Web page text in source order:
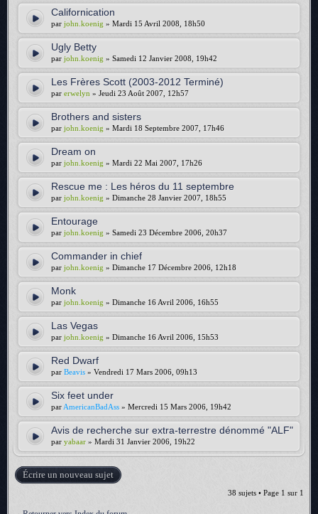
Californication
par john.koenig » Mardi 15 Avril 2008, 18h50
Ugly Betty
par john.koenig » Samedi 12 Janvier 2008, 19h42
Les Frères Scott (2003-2012 Terminé)
par erwelyn » Jeudi 23 Août 2007, 12h57
Brothers and sisters
par john.koenig » Mardi 18 Septembre 2007, 17h46
Dream on
par john.koenig » Mardi 22 Mai 2007, 17h26
Rescue me : Les héros du 11 septembre
par john.koenig » Dimanche 28 Janvier 2007, 18h55
Entourage
par john.koenig » Samedi 23 Décembre 2006, 20h37
Commander in chief
par john.koenig » Dimanche 17 Décembre 2006, 12h18
Monk
par john.koenig » Dimanche 16 Avril 2006, 16h55
Las Vegas
par john.koenig » Dimanche 16 Avril 2006, 15h53
Red Dwarf
par Beavis » Vendredi 17 Mars 2006, 09h13
Six feet under
par AmericanBadAss » Mercredi 15 Mars 2006, 19h42
Avis de recherche sur extra-terrestre dénommé "ALF"
par yabaar » Mardi 31 Janvier 2006, 19h22
Écrire un nouveau sujet
38 sujets • Page 1 sur 1